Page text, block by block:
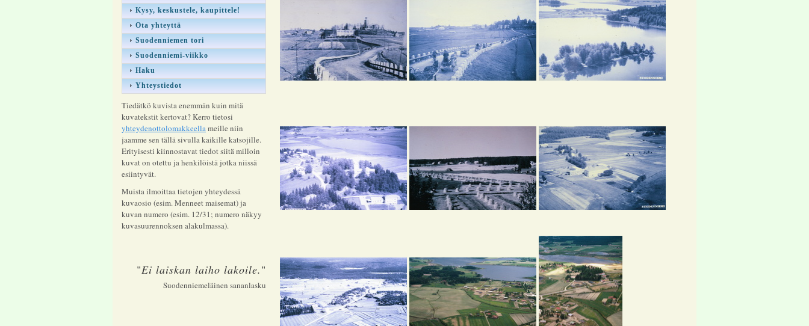
Kysy, keskustele, kaupittele!
Ota yhteyttä
Suodenniemen tori
Suodenniemi-viikko
Haku
Yhteystiedot
Tiedätkö kuvista enemmän kuin mitä
kuvatekstit kertovat? Kerro tietosi
yhteydenottolomakkeellameille niin
jaamme sen tällä sivulla kaikille katsojille.
Erityisesti kiinnostavat tiedot siitä milloin
kuvat on otettu ja henkilöistä jotka niissä
esiintyvät.
Muista ilmoittaa tietojen yhteydessä
kuvaosio (esim. Menneet maisemat) ja
kuvan numero (esim. 12/31; numero näkyy
kuvasuurennoksen alakulmassa).
"Ei laiskan laiho lakoile."
Suodenniemeläinen sananlasku